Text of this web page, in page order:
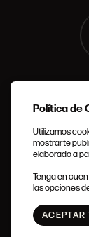
Política de
Utilizamos
mostrarte
elaborado a
Tenga en
las opciones
ACEPTAR